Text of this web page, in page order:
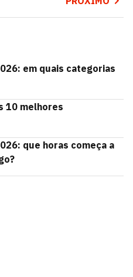
em quais categorias
10 melhores
que horas começa a